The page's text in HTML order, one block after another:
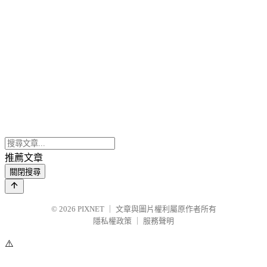
推薦文章
關閉搜尋
© 2026 PIXNET
文章與圖片權利屬原作者所有
隱私權政策
服務聲明
⚠️